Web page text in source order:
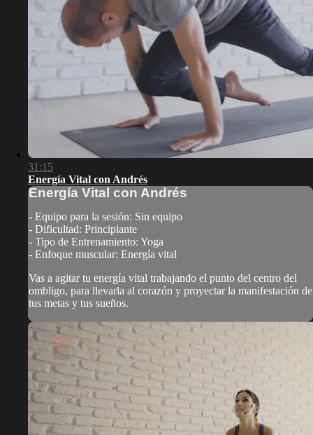
31:15
Energía Vital con Andrés
Energía Vital con Andrés
- Equipo para la sesión: Sin equipo
- Dificultad: Principiante
- Tipo de Entrenamiento: Yoga
- Enfoque muscular: Energía vital
Vas a agitar tu energía vital trabajando el punto del centro del
ombligo, para llevarla al corazón y proyectar la manifestación de
tus metas y tus sueños.